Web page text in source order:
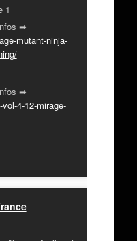
1
➡
mutant-ninja-
➡
4-12-mirage-